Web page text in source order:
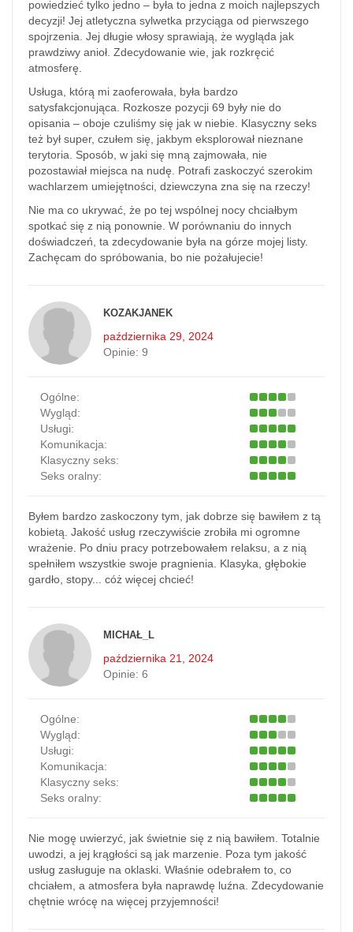
powiedzieć tylko jedno – była to jedna z moich najlepszych
decyzji! Jej atletyczna sylwetka przyciąga od pierwszego
spojrzenia. Jej długie włosy sprawiają, że wygląda jak
prawdziwy anioł. Zdecydowanie wie, jak rozkręcić
atmosferę.
Usługa, którą mi zaoferowała, była bardzo
satysfakcjonująca. Rozkosze pozycji 69 były nie do
opisania – oboje czuliśmy się jak w niebie. Klasyczny seks
też był super, czułem się, jakbym eksplorował nieznane
terytoria. Sposób, w jaki się mną zajmowała, nie
pozostawiał miejsca na nudę. Potrafi zaskoczyć szerokim
wachlarzem umiejętności, dziewczyna zna się na rzeczy!
Nie ma co ukrywać, że po tej wspólnej nocy chciałbym
spotkać się z nią ponownie. W porównaniu do innych
doświadczeń, ta zdecydowanie była na górze mojej listy.
Zachęcam do spróbowania, bo nie pożałujecie!
KOZAKJANEK
października 29, 2024
Opinie: 9
Ogólne:
Wygląd:
Usługi:
Komunikacja:
Klasyczny seks:
Seks oralny:
Byłem bardzo zaskoczony tym, jak dobrze się bawiłem z tą
kobietą. Jakość usług rzeczywiście zrobiła mi ogromne
wrażenie. Po dniu pracy potrzebowałem relaksu, a z nią
spełniłem wszystkie swoje pragnienia. Klasyka, głębokie
gardło, stopy... cóż więcej chcieć!
MICHAŁ_L
października 21, 2024
Opinie: 6
Ogólne:
Wygląd:
Usługi:
Komunikacja:
Klasyczny seks:
Seks oralny:
Nie mogę uwierzyć, jak świetnie się z nią bawiłem. Totalnie
uwodzi, a jej krągłości są jak marzenie. Poza tym jakość
usług zasługuje na oklaski. Właśnie odebrałem to, co
chciałem, a atmosfera była naprawdę luźna. Zdecydowanie
chętnie wrócę na więcej przyjemności!